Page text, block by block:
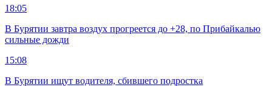
18:05
В Бурятии завтра воздух прогреется до +28, по Прибайкалью
сильные дожди
15:08
В Бурятии ищут водителя, сбившего подростка